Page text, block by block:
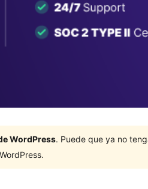
WordPress. Puede que ya no